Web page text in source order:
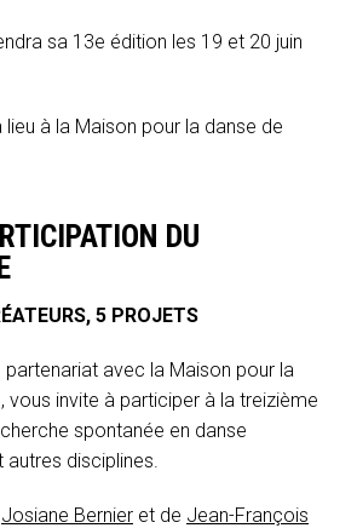
sa 13e édition les 19 et 20 juin
lieu à la Maison pour la danse de
DU
5 PROJETS
partenariat avec la Maison pour la
vous invite à participer à la treizième
spontanée en danse
disciplines.
Josiane Bernier et de Jean-François